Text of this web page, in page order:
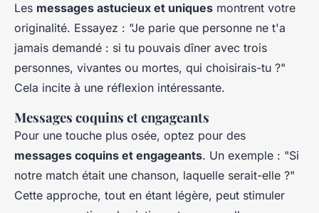
Les messages astucieux et uniques montrent votre
originalité. Essayez : "Je parie que personne ne t'a
jamais demandé : si tu pouvais dîner avec trois
personnes, vivantes ou mortes, qui choisirais-tu ?"
Cela incite à une réflexion intéressante.
Messages coquins et engageants
Pour une touche plus osée, optez pour des
messages coquins et engageants. Un exemple : "Si
notre match était une chanson, laquelle serait-elle ?"
Cette approche, tout en étant légère, peut stimuler